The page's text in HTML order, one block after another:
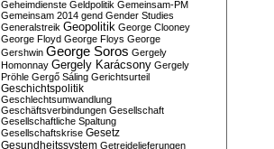
Geheimdienste Geldpolitik Gemeinsam-PM
Gemeinsam 2014 gend Gender Studies
Generalstreik Geopolitik George Clooney
George Floyd George Floys George
Gershwin George Soros Gergely
Homonnay Gergely Karácsony Gergely
Pröhle Gergő Sáling Gerichtsurteil
Geschichtspolitik
Geschlechtsumwandlung
Geschäftsverbindungen Gesellschaft
Gesellschaftliche Spaltung
Gesellschaftskrise Gesetz
Gesundheitssystem Getreidelieferungen